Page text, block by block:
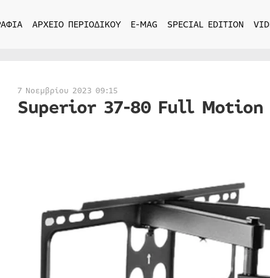
ΑΡΧΕΙΟ ΠΕΡΙΟΔΙΚΟΥ E-MAG SPECIAL EDITION
7 Νοεμβρίου 2023 09:15
Superior 37-80 Full Motion